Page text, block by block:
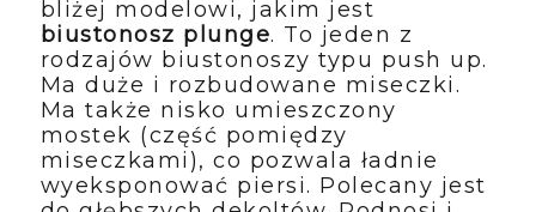
biustonosz plunge. To jeden z
rodzajów biustonoszy typu push up.
Ma duże i rozbudowane miseczki.
Ma także nisko umieszczony
mostek (część pomiędzy
miseczkami), co pozwala ładnie
wyeksponować piersi. Polecany jest